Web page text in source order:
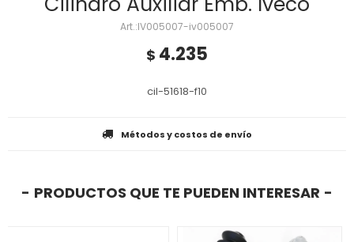
IV005007-iv005007
$ 4.235
cil-51618-f10
Métodos y costos de envío
PRODUCTOS QUE TE PUEDEN INTERESAR